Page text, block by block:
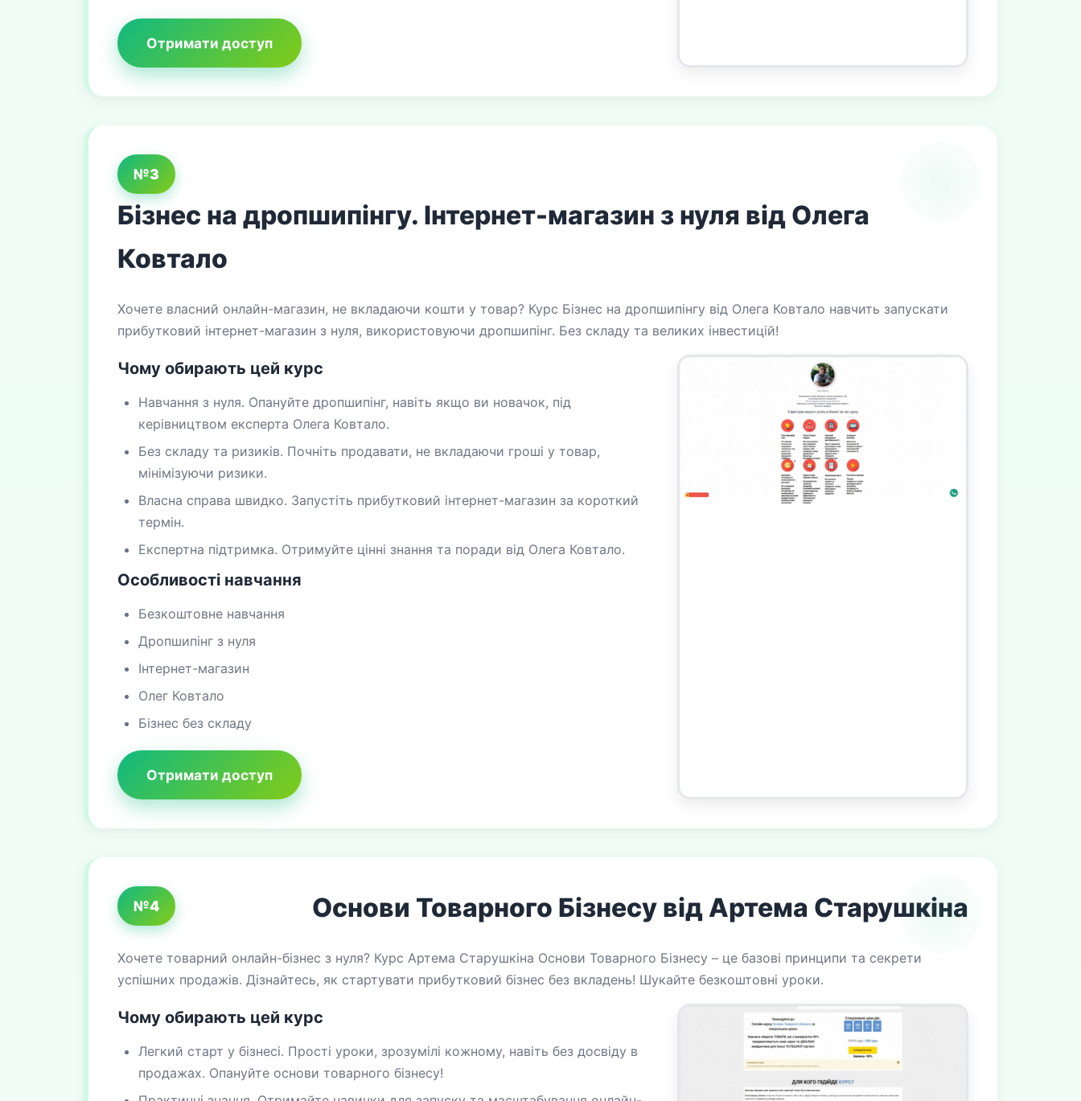
Отримати доступ
№3
Бізнес на дропшипінгу. Інтернет-магазин з нуля від Олега
Ковтало
Хочете власний онлайн-магазин, не вкладаючи кошти у товар? Курс Бізнес на дропшипінгу від Олега Ковтало навчить запускати
прибутковий інтернет-магазин з нуля, використовуючи дропшипінг. Без складу та великих інвестицій!
Чому обирають цей курс
Навчання з нуля. Опануйте дропшипінг, навіть якщо ви новачок, під
керівництвом експерта Олега Ковтало.
Без складу та ризиків. Почніть продавати, не вкладаючи гроші у товар,
мінімізуючи ризики.
Власна справа швидко. Запустіть прибутковий інтернет-магазин за короткий
термін.
Експертна підтримка. Отримуйте цінні знання та поради від Олега Ковтало.
Особливості навчання
Безкоштовне навчання
Дропшипінг з нуля
Інтернет-магазин
Олег Ковтало
Бізнес без складу
Отримати доступ
№4 Основи Товарного Бізнесу від Артема Старушкіна
Хочете товарний онлайн-бізнес з нуля? Курс Артема Старушкіна Основи Товарного Бізнесу – це базові принципи та секрети
успішних продажів. Дізнайтесь, як стартувати прибутковий бізнес без вкладень! Шукайте безкоштовні уроки.
Чому обирають цей курс
Легкий старт у бізнесі. Прості уроки, зрозумілі кожному, навіть без досвіду в
продажах. Опануйте основи товарного бізнесу!